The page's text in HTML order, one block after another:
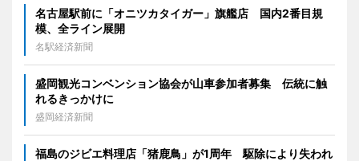
名古屋駅前に「オニツカタイガー」旗艦店 国内2番目規
模、全ライン展開
名駅経済新聞
盛岡観光コンベンション協会が山車参加者募集 伝統に触
れるきっかけに
盛岡経済新聞
福島のジビエ料理店「猪鹿鳥」が1周年 駆除により失われ